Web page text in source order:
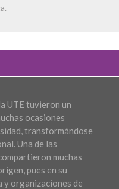
UTE tuvieron un
ocasiones
transformándose
Una de las
muchas
pues en su
organizaciones de